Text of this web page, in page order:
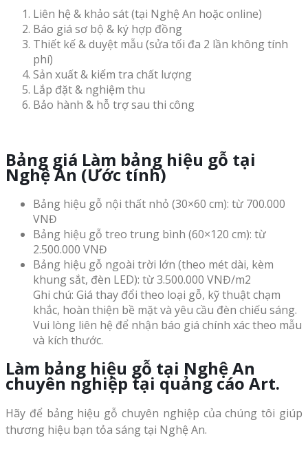
Liên hệ & khảo sát (tại Nghệ An hoặc online)
Báo giá sơ bộ & ký hợp đồng
Thiết kế & duyệt mẫu (sửa tối đa 2 lần không tính
phí)
Sản xuất & kiểm tra chất lượng
Lắp đặt & nghiệm thu
Bảo hành & hỗ trợ sau thi công
Bảng giá Làm bảng hiệu gỗ tại
Nghệ An (Ước tính)
Bảng hiệu gỗ nội thất nhỏ (30×60 cm): từ 700.000
VNĐ
Bảng hiệu gỗ treo trung bình (60×120 cm): từ
2.500.000 VNĐ
Bảng hiệu gỗ ngoài trời lớn (theo mét dài, kèm
khung sắt, đèn LED): từ 3.500.000 VNĐ/m2
Ghi chú: Giá thay đổi theo loại gỗ, kỹ thuật chạm
khắc, hoàn thiện bề mặt và yêu cầu đèn chiếu sáng.
Vui lòng liên hệ để nhận báo giá chính xác theo mẫu
và kích thước.
Làm bảng hiệu gỗ tại Nghệ An
chuyên nghiệp tại quảng cáo Art.
Hãy để bảng hiệu gỗ chuyên nghiệp của chúng tôi giúp
thương hiệu bạn tỏa sáng tại Nghệ An.